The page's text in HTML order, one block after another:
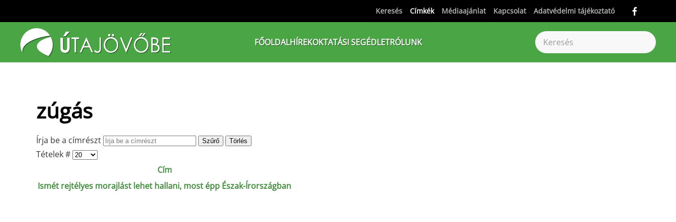
Fő tartalom átugrása
Keresés Címkék Médiaajánlat Kapcsolat Adatvédelmi tájékoztató
FŐOLDALHÍREKOKTATÁSI SEGÉDLETRÓLUNK
zúgás
Írja be a címrészt Szűrő Törlés
Tételek #
Cím
Ismét rejtélyes morajlást lehet hallani, most épp Észak-Írországban